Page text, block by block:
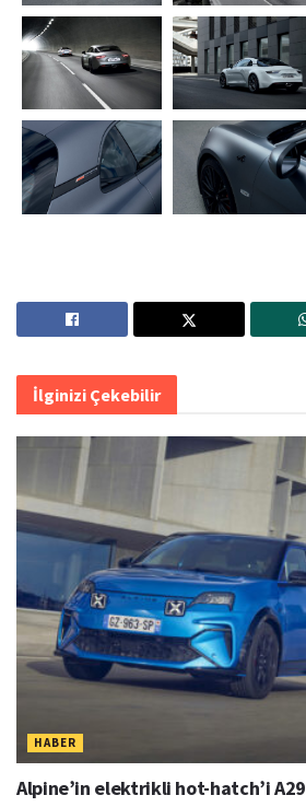
İlginizi Çekebilir
HABER
Alpine’in elektrikli hot-hatch’i